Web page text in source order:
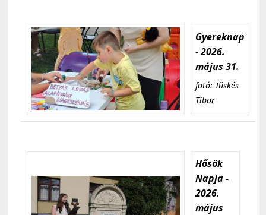
Gyereknap
- 2026.
május 31.
fotó: Tüskés
Tibor
Hősök
Napja -
2026.
május